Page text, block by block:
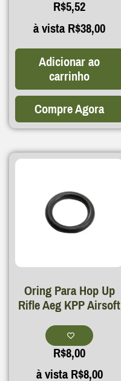
R$5,52
à vistaR$38,00
Adicionar ao
carrinho
Compre Agora
Oring Para Hop Up
Rifle Aeg KPP Airsoft
R$8,00
à vistaR$8,00